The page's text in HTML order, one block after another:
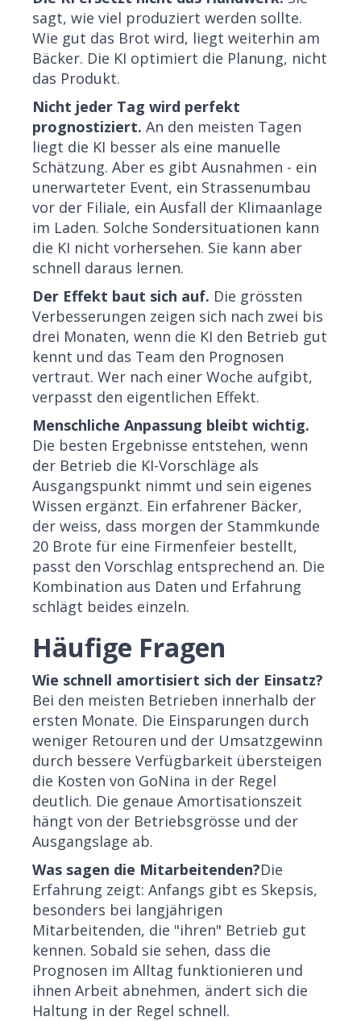
sagt, wie viel produziert werden sollte.
Wie gut das Brot wird, liegt weiterhin am
Bäcker. Die KI optimiert die Planung, nicht
das Produkt.
Nicht jeder Tag wird perfekt
prognostiziert. An den meisten Tagen
liegt die KI besser als eine manuelle
Schätzung. Aber es gibt Ausnahmen - ein
unerwarteter Event, ein Strassenumbau
vor der Filiale, ein Ausfall der Klimaanlage
im Laden. Solche Sondersituationen kann
die KI nicht vorhersehen. Sie kann aber
schnell daraus lernen.
Der Effekt baut sich auf. Die grössten
Verbesserungen zeigen sich nach zwei bis
drei Monaten, wenn die KI den Betrieb gut
kennt und das Team den Prognosen
vertraut. Wer nach einer Woche aufgibt,
verpasst den eigentlichen Effekt.
Menschliche Anpassung bleibt wichtig.
Die besten Ergebnisse entstehen, wenn
der Betrieb die KI-Vorschläge als
Ausgangspunkt nimmt und sein eigenes
Wissen ergänzt. Ein erfahrener Bäcker,
der weiss, dass morgen der Stammkunde
20 Brote für eine Firmenfeier bestellt,
passt den Vorschlag entsprechend an. Die
Kombination aus Daten und Erfahrung
schlägt beides einzeln.
Häufige Fragen
Wie schnell amortisiert sich der Einsatz?
Bei den meisten Betrieben innerhalb der
ersten Monate. Die Einsparungen durch
weniger Retouren und der Umsatzgewinn
durch bessere Verfügbarkeit übersteigen
die Kosten von GoNina in der Regel
deutlich. Die genaue Amortisationszeit
hängt von der Betriebsgrösse und der
Ausgangslage ab.
Was sagen die Mitarbeitenden?Die
Erfahrung zeigt: Anfangs gibt es Skepsis,
besonders bei langjährigen
Mitarbeitenden, die "ihren" Betrieb gut
kennen. Sobald sie sehen, dass die
Prognosen im Alltag funktionieren und
ihnen Arbeit abnehmen, ändert sich die
Haltung in der Regel schnell.